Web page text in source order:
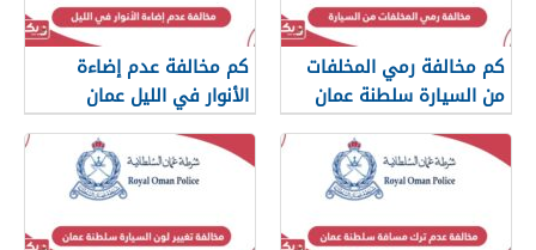
كم مخالفة رمي المخلفات
من السيارة سلطنة عمان
كم مخالفة عدم إضاءة
الأنوار في الليل عمان